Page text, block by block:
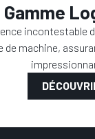
Gamme
incontestable
de machine,